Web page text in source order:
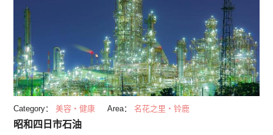
Category： 美容・健康 Area： 名花之里・铃鹿
昭和四日市石油